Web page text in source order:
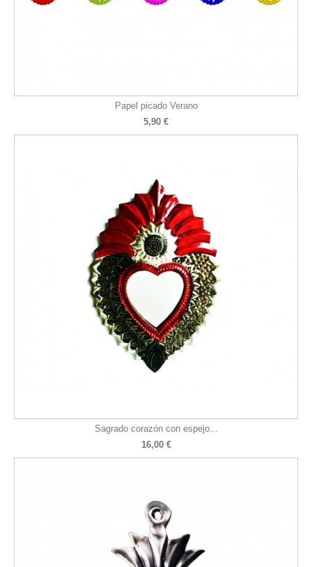
Papel picado Verano
5,90 €
Sagrado corazón con espejo...
16,00 €